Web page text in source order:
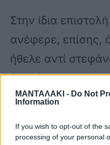
ΜΑΝΤΑΛΑΚΙ - Do Not
Information
If you wish to opt-out of the
processing of your personal
Στην ίδια
ανέφερε, επίσης,
ήθελε αντί
δοθούν για τους
Ιδρύματος «Το
Τι είχε ζητήσει